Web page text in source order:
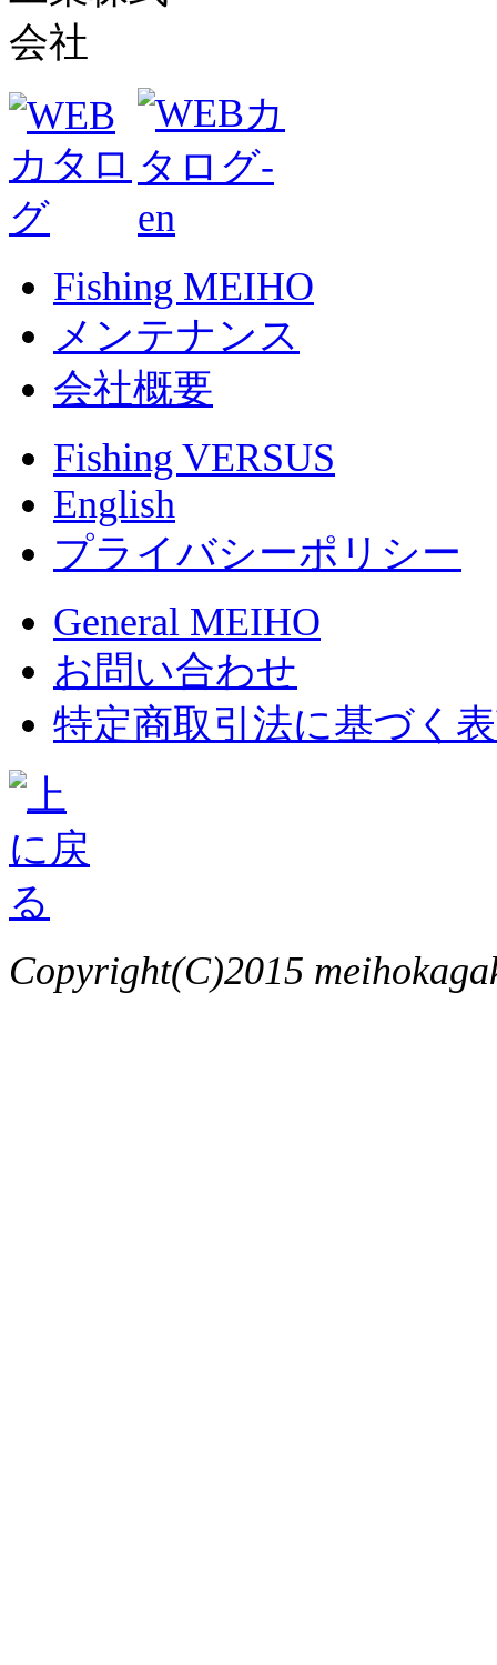
Fishing MEIHO
メンテナンス
会社概要
Fishing VERSUS
English
プライバシーポリシー
General MEIHO
お問い合わせ
特定商取引法に基づく
Copyright(C)2015